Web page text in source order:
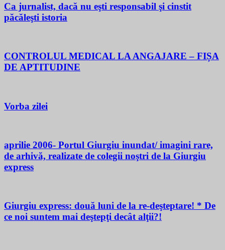
Ca jurnalist, dacă nu eşti responsabil şi cinstit
păcăleşti istoria
CONTROLUL MEDICAL LA ANGAJARE – FIȘA
DE APTITUDINE
Vorba zilei
aprilie 2006- Portul Giurgiu inundat/ imagini rare,
de arhivă, realizate de colegii noştri de la Giurgiu
express
Giurgiu express: două luni de la re-deşteptare! * De
ce noi suntem mai deştepţi decât alţii?!